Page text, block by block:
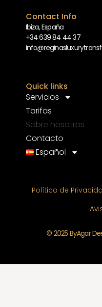
Contact Info
Ibiza, España
+34 639 84 44 37
Quick links
Servicios
Tarifas
Sobre nosotros
Contacto
Español
Política de
© 2025 ByAgar